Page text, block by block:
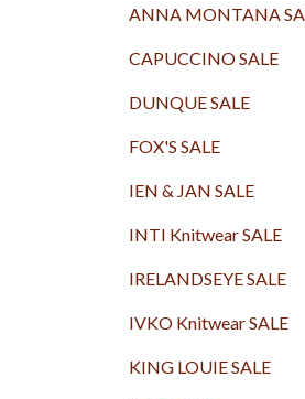
ANNA MONTANA
CAPUCCINO SALE
DUNQUE SALE
FOX'S SALE
IEN & JAN SALE
INTI Knitwear SALE
IRELANDSEYE SALE
IVKO Knitwear SALE
KING LOUIE SALE